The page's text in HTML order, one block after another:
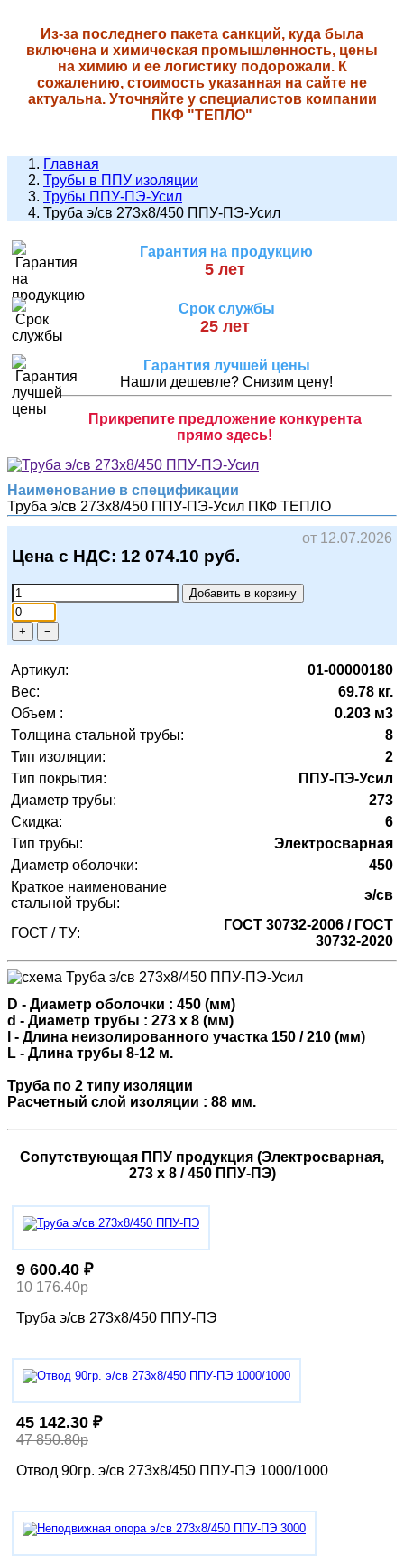
Из-за последнего пакета санкций, куда была
включена и химическая промышленность, цены
на химию и ее логистику подорожали. К
сожалению, стоимость указанная на сайте не
актуальна. Уточняйте у специалистов компании
ПКФ "ТЕПЛО"
Главная
Трубы в ППУ изоляции
Трубы ППУ-ПЭ-Усил
Труба э/св 273х8/450 ППУ-ПЭ-Усил
Гарантия на продукцию
5 лет
Срок службы
25 лет
Гарантия лучшей цены
Нашли дешевле? Снизим цену!
Прикрепите предложение конкурента
прямо здесь!
Наименование в спецификации
Труба э/св 273х8/450 ППУ-ПЭ-Усил ПКФ ТЕПЛО
от 12.07.2026
Цена с НДС: 12 074.10 руб.
Добавить в корзину
+ −
Артикул:
01-00000180
Вес:
69.78 кг.
Объем :
0.203 м3
Толщина стальной трубы:
8
Тип изоляции:
2
Тип покрытия:
ППУ-ПЭ-Усил
Диаметр трубы:
273
Скидка:
6
Тип трубы:
Электросварная
Диаметр оболочки:
450
Краткое наименование
стальной трубы:
э/св
ГОСТ / ТУ:
ГОСТ 30732-2006 / ГОСТ
30732-2020
D - Диаметр оболочки : 450 (мм)
d - Диаметр трубы : 273 х 8 (мм)
l - Длина неизолированного участка 150 / 210 (мм)
L - Длина трубы 8-12 м.
Труба по 2 типу изоляции
Расчетный слой изоляции : 88 мм.
Сопутствующая ППУ продукция (Электросварная,
273 х 8 / 450 ППУ-ПЭ)
9 600.40 ₽
10 176.40р
Труба э/св 273х8/450 ППУ-ПЭ
45 142.30 ₽
47 850.80р
Отвод 90гр. э/св 273х8/450 ППУ-ПЭ 1000/1000